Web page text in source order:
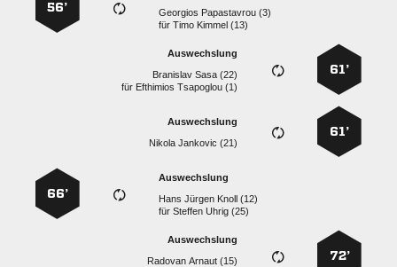
  
für  
56’
61’
Auswechslung
  
für   
61’
Auswechslung
  
Auswechslung
   
für  
66’
72’
Auswechslung
  